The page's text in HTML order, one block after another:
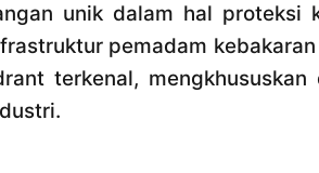
unik dalam hal proteksi
pemadam
terkenal, mengkhususkan